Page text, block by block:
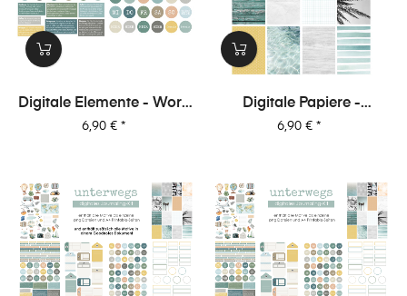
Digitale Elemente - Worte
- Unterwegs
Preis
6,90 € *
Digitale Papiere -
Unterwegs
Preis
6,90 € *